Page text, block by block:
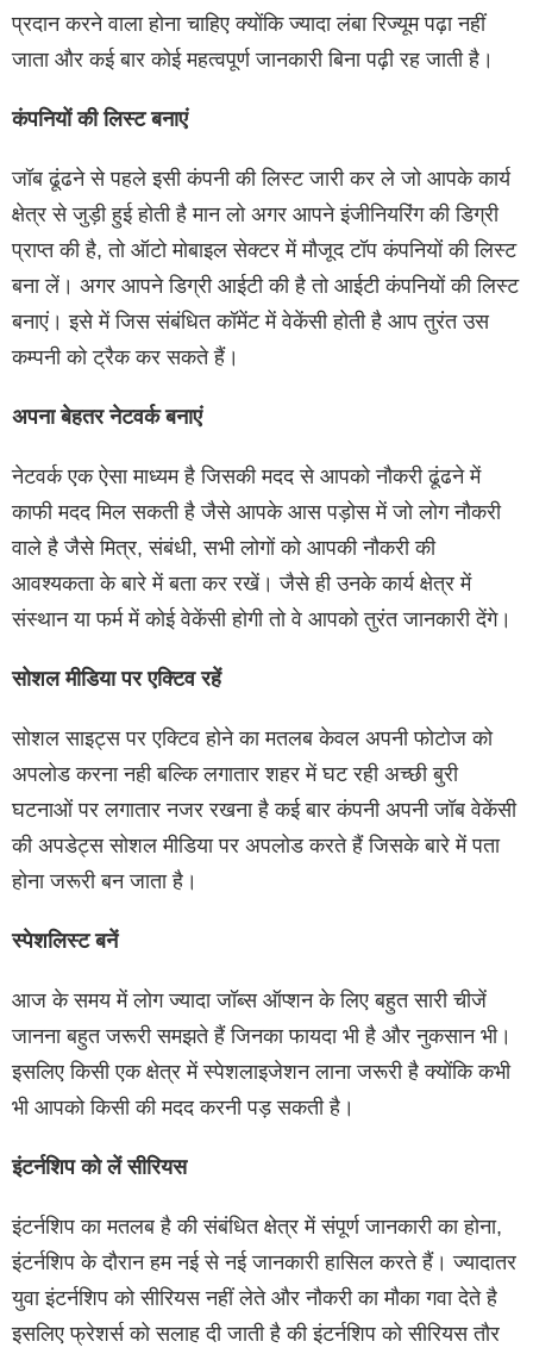
प्रदान करने वाला होना चाहिए क्योंकि ज्यादा लंबा रिज्यूम पढ़ा नहीं
जाता और कई बार कोई महत्वपूर्ण जानकारी बिना पढ़ी रह जाती है।
कंपनियों की लिस्‍ट बनाएं
जॉब ढूंढने से पहले इसी कंपनी की लिस्ट जारी कर ले जो आपके कार्य
क्षेत्र से जुड़ी हुई होती है मान लो अगर आपने इंजीनियरिंग की डिग्री
प्राप्त की है, तो ऑटो मोबाइल सेक्‍टर में मौजूद टॉप कंपनियों की लिस्‍ट
बना लें। अगर आपने डिग्री आईटी की है तो आईटी कंपनियों की लिस्‍ट
बनाएं। इसे में जिस संबंधित कॉमेंट में वेकेंसी होती है आप तुरंत उस
कम्पनी को ट्रैक कर सकते हैं।
अपना बेहतर नेटवर्क बनाएं
नेटवर्क एक ऐसा माध्यम है जिसकी मदद से आपको नौकरी ढूंढने में
काफी मदद मिल सकती है जैसे आपके आस पड़ोस में जो लोग नौकरी
वाले है जैसे मित्र, संबंधी, सभी लोगों को आपकी नौकरी की
आवश्यकता के बारे में बता कर रखें। जैसे ही उनके कार्य क्षेत्र में
संस्थान या फर्म में कोई वेकेंसी होगी तो वे आपको तुरंत जानकारी देंगे।
सोशल मीडिया पर एक्टिव रहें
सोशल साइट्स पर एक्टिव होने का मतलब केवल अपनी फोटोज को
अपलोड करना नही बल्कि लगातार शहर में घट रही अच्छी बुरी
घटनाओं पर लगातार नजर रखना है कई बार कंपनी अपनी जॉब वेकेंसी
की अपडेट्स सोशल मीडिया पर अपलोड करते हैं जिसके बारे में पता
होना जरूरी बन जाता है।
स्पेशलिस्ट बनें
आज के समय में लोग ज्‍यादा जॉब्‍स ऑप्‍शन के लिए बहुत सारी चीजें
जानना बहुत जरूरी समझते हैं जिनका फायदा भी है और नुकसान भी।
इसलिए किसी एक क्षेत्र में स्पेशलाइजेशन लाना जरूरी है क्योंकि कभी
भी आपको किसी की मदद करनी पड़ सकती है।
इंटर्नशिप को लें सीरियस
इंटर्नशिप का मतलब है की संबंधित क्षेत्र में संपूर्ण जानकारी का होना,
इंटर्नशिप के दौरान हम नई से नई जानकारी हासिल करते हैं। ज्‍यादातर
युवा इंटर्नशिप को सीरियस नहीं लेते और नौकरी का मौका गवा देते है
इसलिए फ्रेशर्स को सलाह दी जाती है की इंटर्नशिप को सीरियस तौर